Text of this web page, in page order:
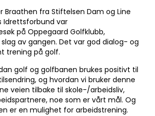
Braathen fra Stiftelsen Dam og Line
Idrettsforbund var
på Oppegaard Golfklubb,
av gangen. Det var god dialog- og
trening på golf.
golf og golfbanen brukes positivt til
og hvordan vi bruker denne
veien tilbake til skole-/arbeidsliv,
noe som er vårt mål. Og
er en mulighet for arbeidstrening.